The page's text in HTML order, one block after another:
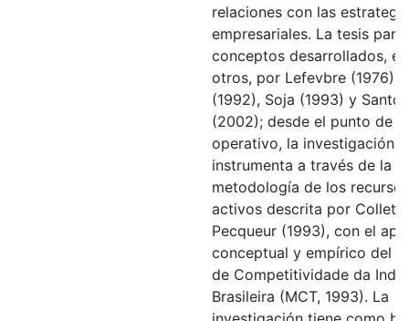
relaciones con las
empresariales. La tesis
conceptos desarrollados,
otros, por Lefevbre (1976),
(1992), Soja (1993) y Santos
(2002); desde el punto de
operativo, la investigación
instrumenta a través de la
metodología de los
activos descrita por
Pecqueur (1993), con el
conceptual y empírico del
de Competitividade da
Brasileira (MCT, 1993). La